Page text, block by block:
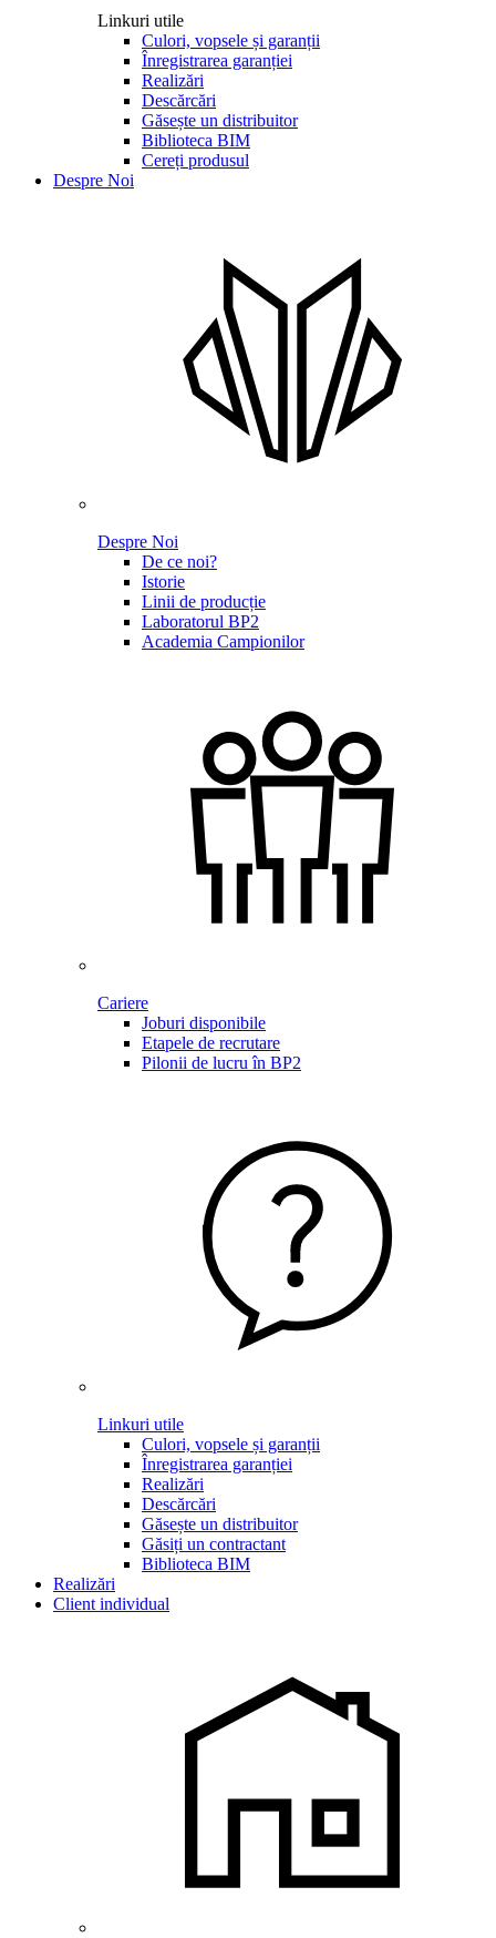
Linkuri utile
Culori, vopsele și garanții
Înregistrarea garanției
Realizări
Descărcări
Găsește un distribuitor
Biblioteca BIM
Cereți produsul
Despre Noi
Despre Noi
De ce noi?
Istorie
Linii de producție
Laboratorul BP2
Academia Campionilor
Cariere
Joburi disponibile
Etapele de recrutare
Pilonii de lucru în BP2
Linkuri utile
Culori, vopsele și garanții
Înregistrarea garanției
Realizări
Descărcări
Găsește un distribuitor
Găsiți un contractant
Biblioteca BIM
Realizări
Client individual